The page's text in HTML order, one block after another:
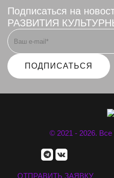
Подписаться на
РАЗВИТИЯ
ПОДПИСАТЬСЯ
© 2021 - 2026.
ОТПРАВИТЬ ЗАЯВКУ